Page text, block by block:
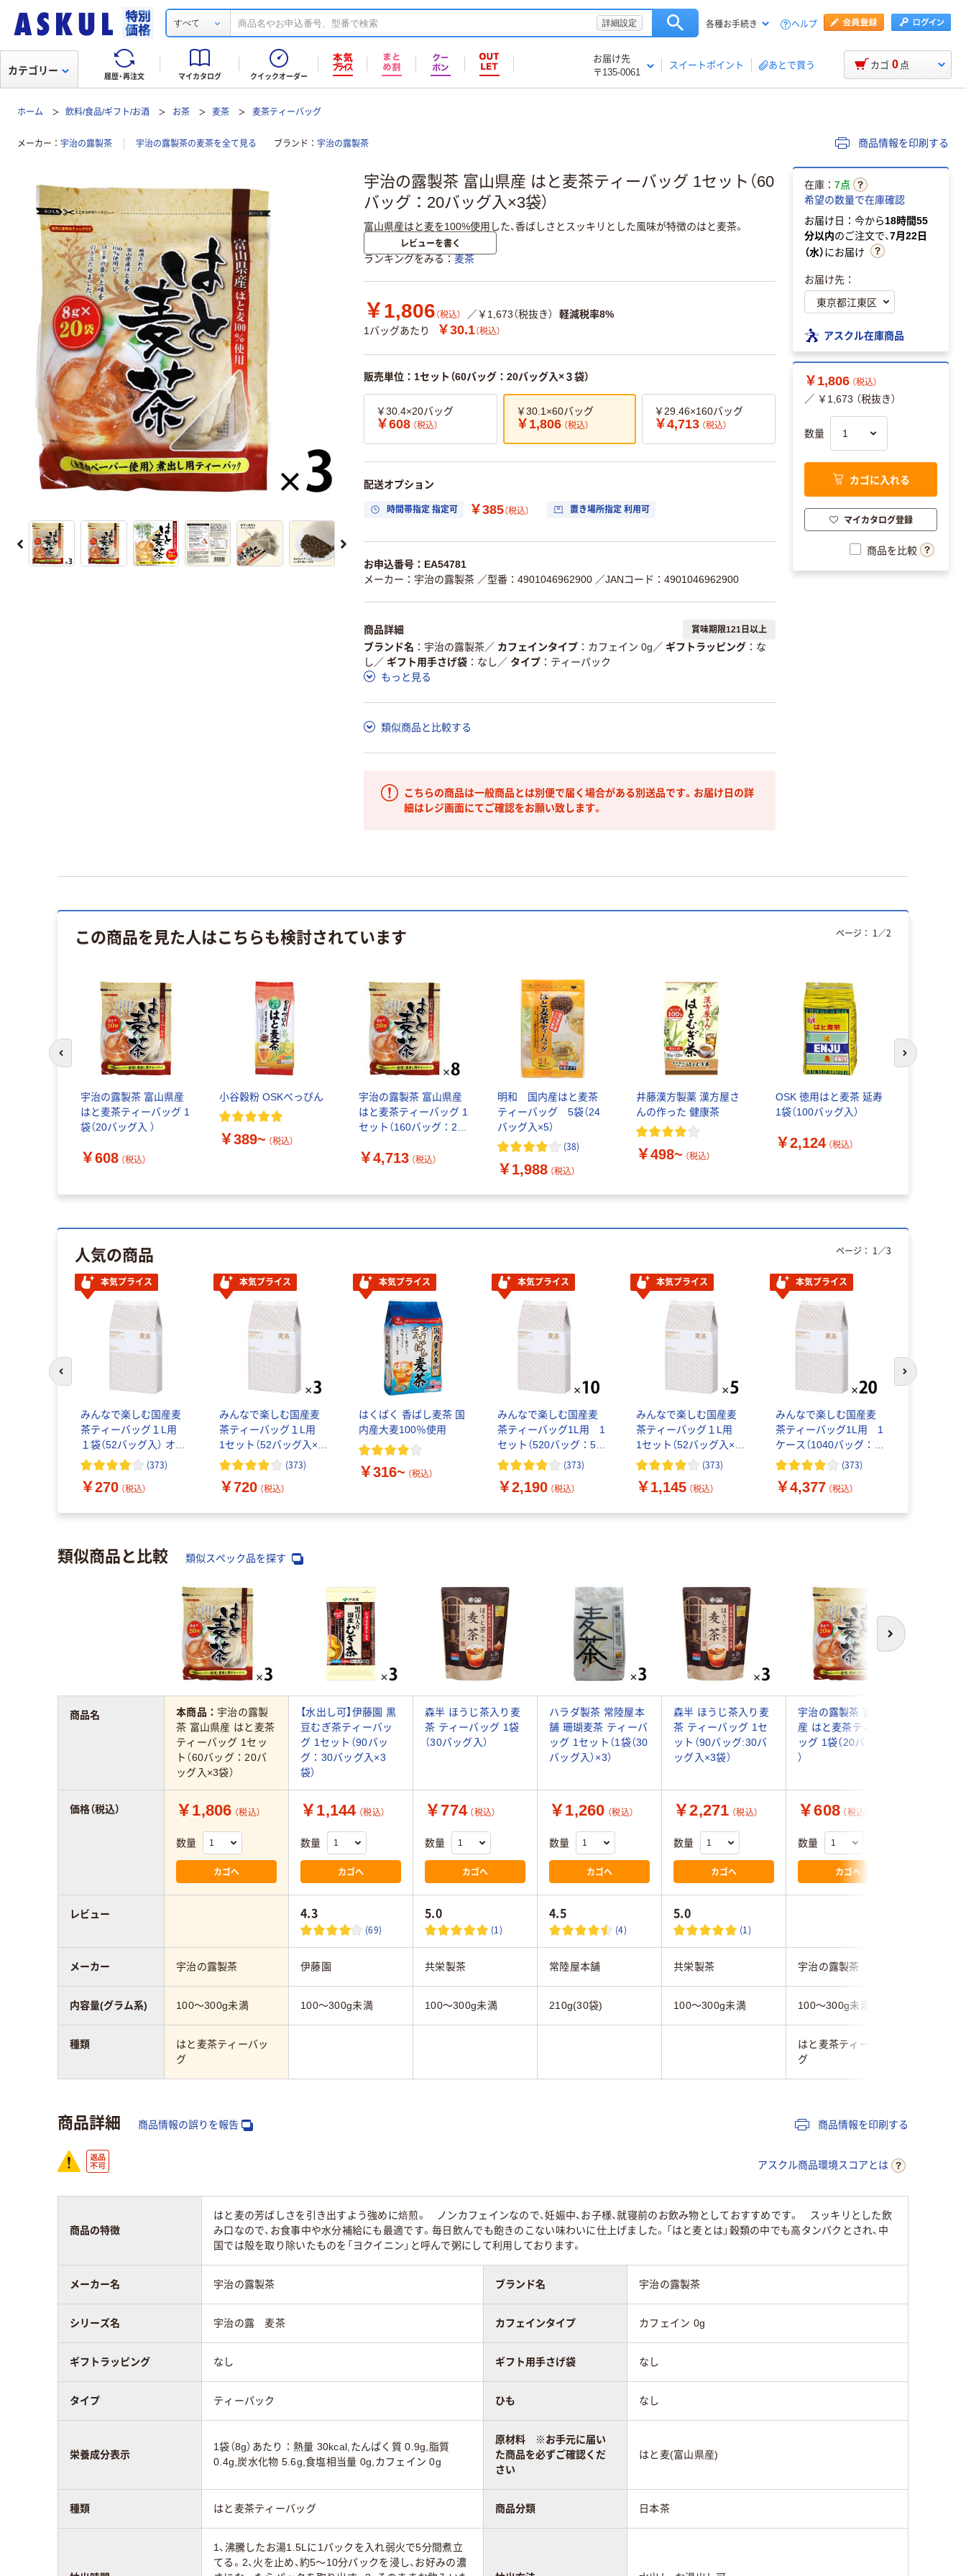
すべて 詳細設定 各種お手続き ヘルプ
履歴・再注文 マイカタログ クイックオーダー
お届け先
〒135-0061
スイートポイント あとで買う
カテゴリー カゴ 0 点
ホーム 飲料/食品/ギフト/お酒 お茶 麦茶 麦茶ティーバッグ
メーカー 宇治の露製茶 宇治の露製茶の麦茶を全て見る ブランド 宇治の露製茶 商品情報を印刷する
宇治の露製茶 富山県産 はと麦茶ティーバッグ 1セット（60
バッグ：20バッグ入×3袋）
富山県産はと麦を100%使用した、香ばしさとスッキリとした風味が特徴のはと麦茶。
レビューを書く
ランキングをみる 麦茶
￥1,806 （税込） ／￥1,673（税抜き）
軽減税率8%
1バッグあたり
￥30.1（税込）
販売単位：1セット（60バッグ：20バッグ入×３袋）
￥30.4×20バッグ
￥608 （税込）
￥30.1×60バッグ
￥1,806 （税込）
￥29.46×160バッグ
￥4,713 （税込）
配送オプション
時間帯指定 指定可 ￥385（税込） 置き場所指定 利用可
お申込番号：EA54781
メーカー：宇治の露製茶 ／型番：4901046962900 ／JANコード：4901046962900
商品詳細 賞味期限121日以上
ブランド名 宇治の露製茶／ カフェインタイプ カフェイン 0g ／ ギフトラッピング
な
し ／ ギフト用手さげ袋 なし ／ タイプ
ティーパック
もっと見る
類似商品と比較する
こちらの商品は一般商品とは別便で届く場合がある別送品です。お届け日の詳
細はレジ画面にてご確認をお願い致します。
在庫： 7点
希望の数量で在庫確認
お届け日：今から18時間55
分以内のご注文で、7月22日
（水）にお届け
お届け先：
アスクル在庫商品
￥1,806 （税込）
／ ￥1,673 （税抜き）
数量
カゴに入れる
マイカタログ登録
商品を比較
この商品を見た人はこちらも検討されています
宇治の露製茶 富山県産
はと麦茶ティーバッグ 1
袋（20バッグ入 ）
￥608 （税込）
小谷穀粉 OSKべっぴん
￥389~ （税込）
宇治の露製茶 富山県産
はと麦茶ティーバッグ 1
セット（160バッグ：20
￥4,713 （税込）
明和 国内産はと麦茶
ティーバッグ 5袋（24
バッグ入×5）
(38)
￥1,988 （税込）
井藤漢方製薬 漢方屋さ
んの作った 健康茶
￥498~ （税込）
OSK 徳用はと麦茶 延寿
1袋（100バッグ入）
￥2,124 （税込）
ページ： 1 ／2
前のスライドへ 次のスライド
人気の商品
本気プライス
みんなで楽しむ国産麦
茶ティーバッグ１L用
１袋（52バッグ入） オリ
ジナル
(373)
￥270 （税込）
本気プライス
みんなで楽しむ国産麦
茶ティーバッグ１L用
1セット（52バッグ入×3
袋） オリジナル(373)
￥720 （税込）
本気プライス
はくばく 香ばし麦茶 国
内産大麦100％使用
￥316~ （税込）
本気プライス
みんなで楽しむ国産麦
茶ティーバッグ1L用 1
セット（520バッグ：52
バッグ×10袋） オリジナ
(373)
￥2,190 （税込）
本気プライス
みんなで楽しむ国産麦
茶ティーバッグ１L用
1セット（52バッグ入×5
袋） オリジナル(373)
￥1,145 （税込）
本気プライス
みんなで楽しむ国産麦
茶ティーバッグ1L用 1
ケース（1040バッグ：52
バッグ×20袋） オリジナ
(373)
￥4,377 （税込）
ページ： 1／3
前のスライドへ 次のスライド
類似商品と比較 類似スペック品を探す
次へ
本商品： 宇治の露製
茶 富山県産 はと麦茶
ティーバッグ 1セッ
ト（60バッグ：20バ
ッグ入×3袋）
【水出し可】伊藤園 黒
豆むぎ茶ティーバッ
グ 1セット（90バッ
グ：30バッグ入×3
袋）
森半 ほうじ茶入り麦
茶 ティーバッグ 1袋
（30バッグ入）
ハラダ製茶 常陸屋本
舗 珊瑚麦茶 ティーバ
ッグ 1セット（1袋（30
バッグ入）×3）
森半 ほうじ茶入り麦
茶 ティーバッグ 1セ
ット（90バッグ:30バ
ッグ入×3袋）
宇治の露製茶 富山県
産 はと麦茶ティーバ
ッグ 1袋（20バッグ入
）
￥1,806 （税込）
数量
カゴへ
￥1,144 （税込）
数量
カゴへ
￥774 （税込）
数量
カゴへ
￥1,260 （税込）
数量
カゴへ
￥2,271 （税込）
数量
カゴへ
￥608 （税込）
数量
カゴへ
4.3
(69)
5.0
(1)
4.5
(4)
5.0
(1)
宇治の露製茶 伊藤園 共栄製茶 常陸屋本舗 共栄製茶 宇治の露製茶
100～300g未満 100～300g未満 100～300g未満 210g(30袋) 100～300g未満 100～300g未満
はと麦茶ティーバッ
グ
はと麦茶ティーバッ
グ
商品名
価格（税込）
レビュー
メーカー
内容量(グラム系)
種類
商品詳細 商品情報の誤りを報告 商品情報を印刷する
アスクル商品環境スコアとは
商品の特徴
はと麦の芳ばしさを引き出すよう強めに焙煎。 ノンカフェインなので、妊娠中、お子様、就寝前のお飲み物としておすすめです。 スッキリとした飲
み口なので、お食事中や水分補給にも最適です。毎日飲んでも飽きのこない味わいに仕上げました。「はと麦とは」穀類の中でも高タンパクとされ、中
国では殻を取り除いたものを「ヨクイニン」と呼んで粥にして利用しております。
メーカー名 宇治の露製茶 ブランド名 宇治の露製茶
シリーズ名 宇治の露 麦茶 カフェインタイプ カフェイン 0g
ギフトラッピング なし ギフト用手さげ袋 なし
タイプ ティーパック ひも なし
栄養成分表示
1袋（8g）あたり：熱量 30kcal,たんぱく質 0.9g,脂質
0.4g,炭水化物 5.6g,食塩相当量 0g,カフェイン 0g
原材料 ※お手元に届い
た商品を必ずご確認くだ
さい
はと麦(富山県産)
種類 はと麦茶ティーバッグ 商品分類 日本茶
1、沸騰したお湯1.5Lに1パックを入れ弱火で5分間煮立
てる。2、火を止め、約5～10分パックを浸し、お好みの濃